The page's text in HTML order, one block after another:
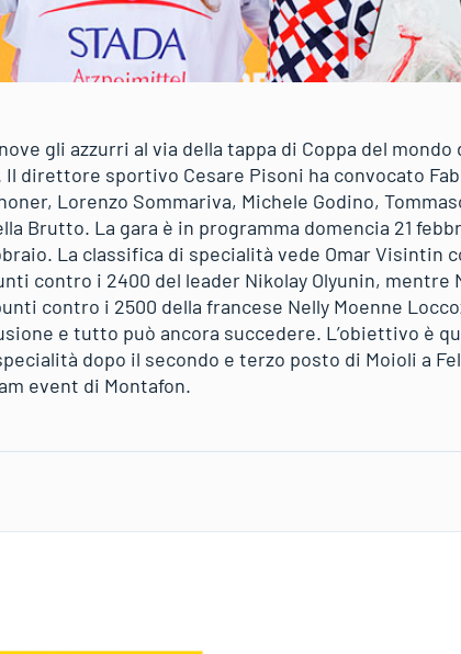
gli azzurri al via della tappa di Coppa del
Il direttore sportivo Cesare Pisoni ha convocato
Lorenzo Sommariva, Michele Godino,
Brutto. La gara è in programma domencia 21
La classifica di specialità vede Omar Visintin
contro i 2400 del leader Nikolay Olyunin, mentre
contro i 2500 della francese Nelly Moenne
e tutto può ancora succedere. L’obiettivo è
dopo il secondo e terzo posto di Moioli a
event di Montafon.